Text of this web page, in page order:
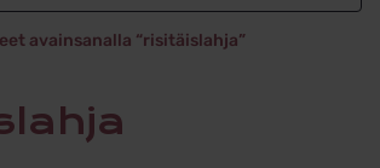
avainsanalla “risitäislahja”